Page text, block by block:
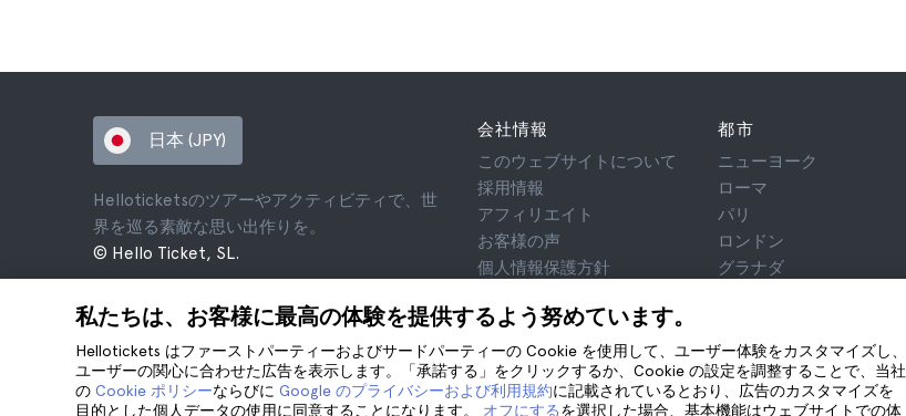
私たちは、お客様に最高の体験を提供するよう努めています。
Hellotickets はファーストパーティーおよびサードパーティーの Cookie を使用して、ユーザー体験をカスタマイズし、
ユーザーの関心に合わせた広告を表示します。「承諾する」をクリックするか、Cookie の設定を調整することで、当社
の Cookie ポリシーならびに Google のプライバシーおよび利用規約に記載されているとおり、広告のカスタマイズを
目的とした個人データの使用に同意することになります。 オフにするを選択した場合、基本機能はウェブサイトでの体
日本 (JPY)
Helloticketsのツアーやアクティビティで、世
界を巡る素敵な思い出作りを。
© Hello Ticket, SL.
会社情報
このウェブサイトについて
採用情報
アフィリエイト
お客様の声
個人情報保護方針
法律相談
cookie
都市
ニューヨーク
ローマ
パリ
ロンドン
グラナダ